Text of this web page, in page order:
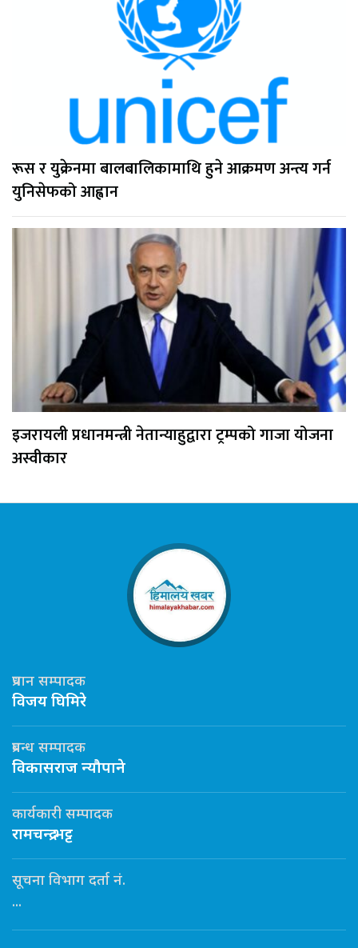
रूस र युक्रेनमा बालबालिकामाथि हुने आक्रमण अन्त्य गर्न
युनिसेफको आह्वान
इजरायली प्रधानमन्त्री नेतान्याहुद्वारा ट्रम्पको गाजा योजना
अस्वीकार
प्रधान सम्पादक
विजय घिमिरे
प्रबन्ध सम्पादक
विकासराज न्यौपाने
कार्यकारी सम्पादक
रामचन्द्र भट्ट
सूचना विभाग दर्ता नं.
...